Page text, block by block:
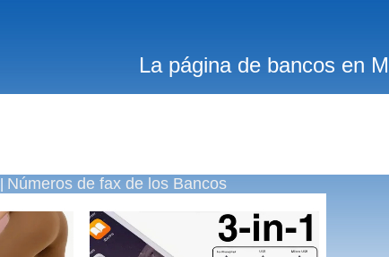
La página de bancos en
Números de fax de los Bancos